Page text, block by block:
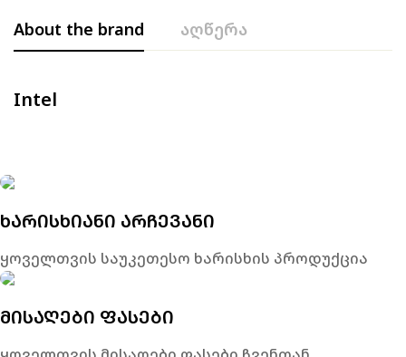
About the brand აღწერა
Intel
ᲮᲐᲠᲘᲡᲮᲘᲐᲜᲘ ᲐᲠᲩᲔᲕᲐᲜᲘ
ყოველთვის საუკეთესო ხარისხის პროდუქცია
ᲛᲘᲡᲐᲦᲔᲑᲘ ᲤᲐᲡᲔᲑᲘ